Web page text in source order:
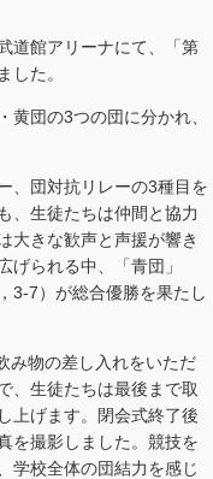
道館アリーナにて、「第
した。
黄団の3つの団に分かれ、
、団対抗リレーの3種目を
、生徒たちは仲間と協力
大きな歓声と声援が響き
げられる中、「青団」
3-7）が総合優勝を果たし
み物の差し入れをいただ
、生徒たちは最後まで取
上げます。閉会式終了後
を撮影しました。競技を
学校全体の団結力を感じ